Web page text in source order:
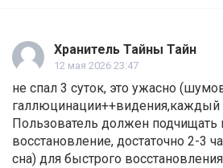
Хранитель Тайны Тайн
12 мая 2026 23:47
не спал 3 суток, это ужасно
Пользователь должен подчищать
восстановление, достаточно 2-3
сна) для быстрого